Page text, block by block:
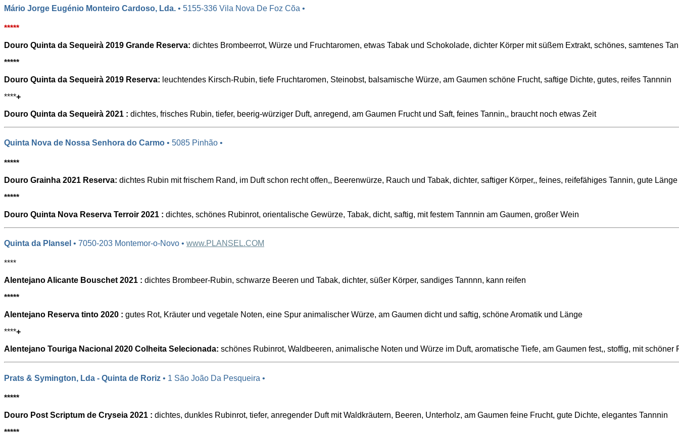
Mário Jorge Eugénio Monteiro Cardoso, Lda. • 5155-336 Vila Nova De Foz Cõa •
*****
Douro Quinta da Sequeirà 2019 Grande Reserva: dichtes Brombeerrot, Würze und Fruchtaromen, etwas Tabak und Schokolade, dichter Körper mit süßem Extrakt, schönes, samtenes
*****
Douro Quinta da Sequeirà 2019 Reserva: leuchtendes Kirsch-Rubin, tiefe Fruchtaromen, Steinobst, balsamische Würze, am Gaumen schöne Frucht, saftige Dichte, gutes, reifes Tannnin
****+
Douro Quinta da Sequeirà 2021 : dichtes, frisches Rubin, tiefer, beerig-würziger Duft, anregend, am Gaumen Frucht und Saft, feines Tannin,, braucht noch etwas Zeit
Quinta Nova de Nossa Senhora do Carmo • 5085 Pinhão •
*****
Douro Grainha 2021 Reserva: dichtes Rubin mit frischem Rand, im Duft schon recht offen,, Beerenwürze, Rauch und Tabak, dichter, saftiger Körper,, feines, reifefähiges Tannin, gute
*****
Douro Quinta Nova Reserva Terroir 2021 : dichtes, schönes Rubinrot, orientalische Gewürze, Tabak, dicht, saftig, mit festem Tannnin am Gaumen, großer Wein
Quinta da Plansel • 7050-203 Montemor-o-Novo • www.PLANSEL.COM
****
Alentejano Alicante Bouschet 2021 : dichtes Brombeer-Rubin, schwarze Beeren und Tabak, dichter, süßer Körper, sandiges Tannnn, kann reifen
*****
Alentejano Reserva tinto 2020 : gutes Rot, Kräuter und vegetale Noten, eine Spur animalischer Würze, am Gaumen dicht und saftig, schöne Aromatik und Länge
****+
Alentejano Touriga Nacional 2020 Colheita Selecionada: schönes Rubinrot, Waldbeeren, animalische Noten und Würze im Duft, aromatische Tiefe, am Gaumen fest,, stoffig, mit schöner
Prats & Symington, Lda - Quinta de Roriz • 1 São João Da Pesqueira •
*****
Douro Post Scriptum de Cryseia 2021 : dichtes, dunkles Rubinrot, tiefer, anregender Duft mit Waldkräutern, Beeren, Unterholz, am Gaumen feine Frucht, gute Dichte, elegantes Tannnin
*****